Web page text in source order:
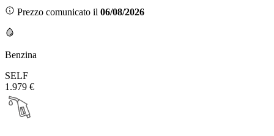
Prezzo comunicato il 06/08/2026
Benzina
SELF
1.979 €